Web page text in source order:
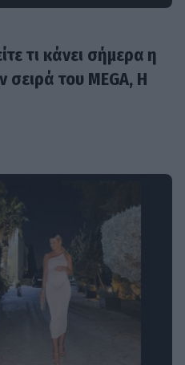
τι κάνει σήμερα η
σειρά του MEGA, Η